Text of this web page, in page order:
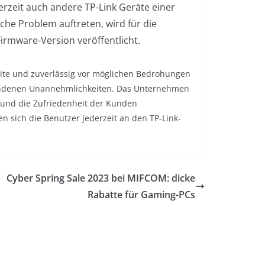
auch andere TP-Link Geräte einer
Problem auftreten, wird für die
Version veröffentlicht.
und zuverlässig vor möglichen Bedrohungen
Unannehmlichkeiten. Das Unternehmen
die Zufriedenheit der Kunden
sich die Benutzer jederzeit an den TP-Link-
Cyber Spring Sale 2023 bei MIFCOM: dicke
Rabatte für Gaming-PCs